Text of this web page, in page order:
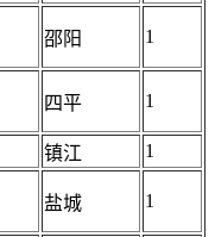
邵阳 1
四平 1
镇江 1
盐城 1